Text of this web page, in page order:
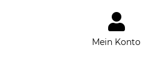
Mein Konto